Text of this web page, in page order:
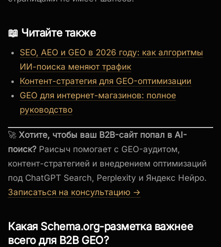
📖 Читайте также
SEO, AEO и GEO в 2026 году: как алгоритмы
ИИ-поиска меняют трафик
Контент-стратегия для GEO-оптимизации
GEO для интернет-магазинов: полное
руководство
🚀 Хотите, чтобы ваш B2B-сайт попал в AI-
поиск? Раисыч помогает с GEO-аудитом,
контент-стратегией и внедрением оптимизаций
под ChatGPT Search, Perplexity и Яндекс Нейро.
Записаться на консультацию →
Какая Schema.org-разметка важнее
всего для B2B GEO?